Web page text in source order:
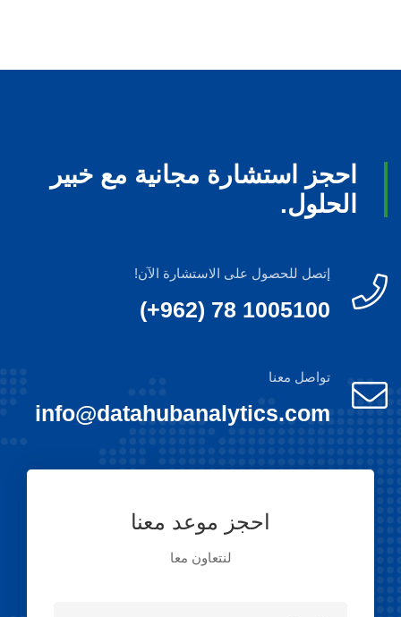
احجز استشارة مجانية مع خبير
الحلول.
إتصل للحصول على الاستشارة الآن!
(+962) 78 1005100
تواصل معنا
info@datahubanalytics.com
احجز موعد معنا
لنتعاون معا